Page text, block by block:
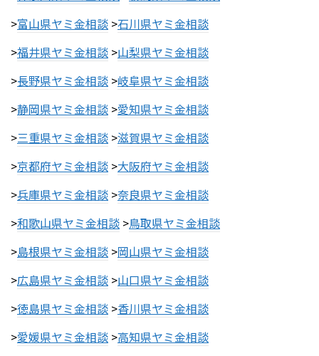
>富山県ヤミ金相談 >石川県ヤミ金相談
>福井県ヤミ金相談 >山梨県ヤミ金相談
>長野県ヤミ金相談 >岐阜県ヤミ金相談
>静岡県ヤミ金相談 >愛知県ヤミ金相談
>三重県ヤミ金相談 >滋賀県ヤミ金相談
>京都府ヤミ金相談 >大阪府ヤミ金相談
>兵庫県ヤミ金相談 >奈良県ヤミ金相談
>和歌山県ヤミ金相談 >鳥取県ヤミ金相談
>島根県ヤミ金相談 >岡山県ヤミ金相談
>広島県ヤミ金相談 >山口県ヤミ金相談
>徳島県ヤミ金相談 >香川県ヤミ金相談
>愛媛県ヤミ金相談 >高知県ヤミ金相談